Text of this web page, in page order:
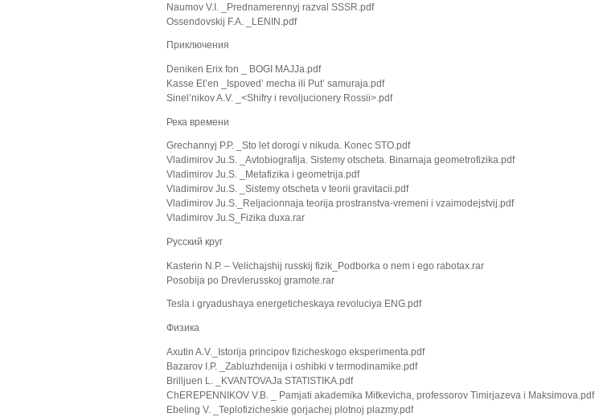
Naumov V.I. _Prednamerennyj razval SSSR.pdf
Ossendovskij F.A. _LENIN.pdf
Приключения
Deniken Erix fon _ BOGI MAJJa.pdf
Kasse Et’en _Ispoved’ mecha ili Put’ samuraja.pdf
Sinel’nikov A.V. _<Shifry i revoljucionery Rossii>.pdf
Река времени
Grechannyj P.P. _Sto let dorogi v nikuda. Konec STO.pdf
Vladimirov Ju.S. _Avtobiografija. Sistemy otscheta. Binarnaja geometrofizika.pdf
Vladimirov Ju.S. _Metafizika i geometrija.pdf
Vladimirov Ju.S. _Sistemy otscheta v teorii gravitacii.pdf
Vladimirov Ju.S._Reljacionnaja teorija prostranstva-vremeni i vzaimodejstvij.pdf
Vladimirov Ju.S_Fizika duxa.rar
Русский круг
Kasterin N.P. – Velichajshij russkij fizik_Podborka o nem i ego rabotax.rar
Posobija po Drevlerusskoj gramote.rar
Tesla i gryadushaya energeticheskaya revoluciya ENG.pdf
Физика
Axutin A.V._Istorija principov fizicheskogo eksperimenta.pdf
Bazarov I.P. _Zabluzhdenija i oshibki v termodinamike.pdf
Brilljuen L. _KVANTOVAJa STATISTIKA.pdf
ChEREPENNIKOV V.B. _ Pamjati akademika Mitkevicha, professorov Timirjazeva i Maksimova.pdf
Ebeling V. _Teplofizicheskie gorjachej plotnoj plazmy.pdf